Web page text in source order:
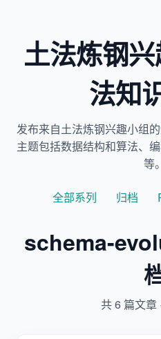
土法炼钢
法知
发布来自土法炼钢兴趣小组
主题包括数据结构和算法、
等。
全部系列 归档
schema-
共 6 篇文章 ·